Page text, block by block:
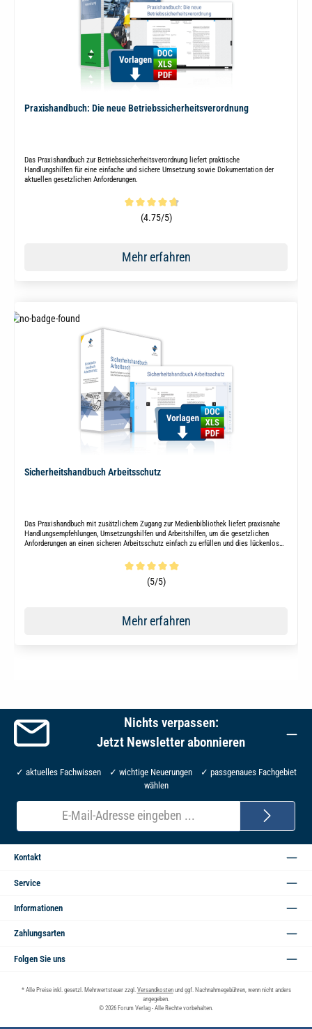
Praxishandbuch: Die neue Betriebssicherheitsverordnung
Das Praxishandbuch zur Betriebssicherheitsverordnung liefert praktische
Handlungshilfen für eine einfache und sichere Umsetzung sowie Dokumentation der
aktuellen gesetzlichen Anforderungen.
Durchschnittliche Bewertung von 4.6 von 5 Sternen
(4.75/5)
Mehr erfahren
Sicherheitshandbuch Arbeitsschutz
Das Praxishandbuch mit zusätzlichem Zugang zur Medienbibliothek liefert praxisnahe
Handlungsempfehlungen, Umsetzungshilfen und Arbeitshilfen, um die gesetzlichen
Anforderungen an einen sicheren Arbeitsschutz einfach zu erfüllen und dies lückenlos
Durchschnittliche Bewertung von 5 von 5 Sternen
(5/5)
Mehr erfahren
Nichts verpassen:
Jetzt Newsletter abonnieren
✓ aktuelles Fachwissen ✓ wichtige Neuerungen ✓ passgenaues Fachgebiet
wählen
E-
Mail-
Adresse*
Kontakt
Service
Informationen
Zahlungsarten
Folgen Sie uns
* Alle Preise inkl. gesetzl. Mehrwertsteuer zzgl. Versandkostenund ggf. Nachnahmegebühren, wenn nicht anders
angegeben.
© 2026 Forum Verlag - Alle Rechte vorbehalten.